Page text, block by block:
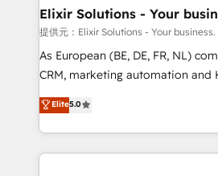
built to scale.
greatness, which is achieved
absolute clarity, derived from a
strategy, executed well, and
results. The culture is driven by
Mindedness, and Clarity. We are driven to win for the
collective good of the company
提供元：Elixir Solutions - Your business.
As European (BE, DE, FR, NL)
CRM, marketing automation and
integration products and
and enterprise customers. We ensure that your sales,
service and marketing
most effective way, while at the
Elite5.0